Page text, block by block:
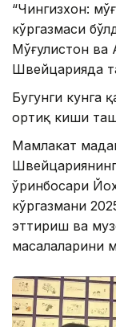
“Чингизхон:
кўргазмаси
Мўғулистон
Швейцарияда
Бугунги кунга
ортиқ киши
Мамлакат
ўринбосари
кўргазмани
эттириш ва
масалаларини